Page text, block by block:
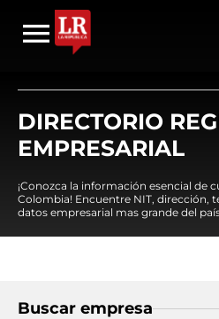
DIRECTORIO
EMPRESARIAL
¡Conozca la información esencial de
Colombia! Encuentre NIT, dirección,
datos empresarial mas grande del
Buscar empresa